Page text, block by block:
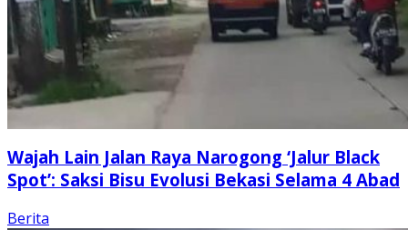
Wajah Lain Jalan Raya Narogong ‘Jalur Black
Spot’: Saksi Bisu Evolusi Bekasi Selama 4 Abad
Berita